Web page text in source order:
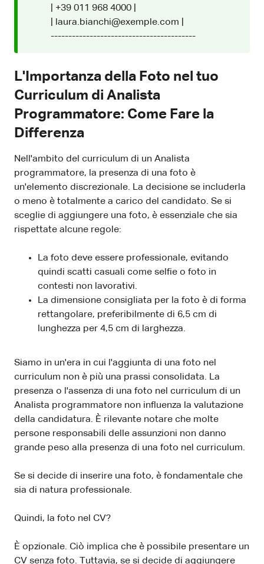
| +39 011 968 4000 |
| laura.bianchi@exemple.com |
-----------------------------------------
L'Importanza della Foto nel tuo
Curriculum di Analista
Programmatore: Come Fare la
Differenza
Nell'ambito del curriculum di un Analista
programmatore, la presenza di una foto è
un'elemento discrezionale. La decisione se includerla
o meno è totalmente a carico del candidato. Se si
sceglie di aggiungere una foto, è essenziale che sia
rispettate alcune regole:
La foto deve essere professionale, evitando
quindi scatti casuali come selfie o foto in
contesti non lavorativi.
La dimensione consigliata per la foto è di forma
rettangolare, preferibilmente di 6,5 cm di
lunghezza per 4,5 cm di larghezza.
Siamo in un'era in cui l'aggiunta di una foto nel
curriculum non è più una prassi consolidata. La
presenza o l'assenza di una foto nel curriculum di un
Analista programmatore non influenza la valutazione
della candidatura. È rilevante notare che molte
persone responsabili delle assunzioni non danno
grande peso alla presenza di una foto nel curriculum.
Se si decide di inserire una foto, è fondamentale che
sia di natura professionale.
Quindi, la foto nel CV?
È opzionale. Ciò implica che è possibile presentare un
CV senza foto. Tuttavia, se si decide di aggiungere